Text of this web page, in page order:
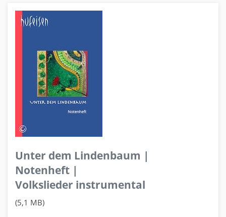
Unter dem Lindenbaum |
Notenheft |
Volkslieder instrumental
(5,1 MB)